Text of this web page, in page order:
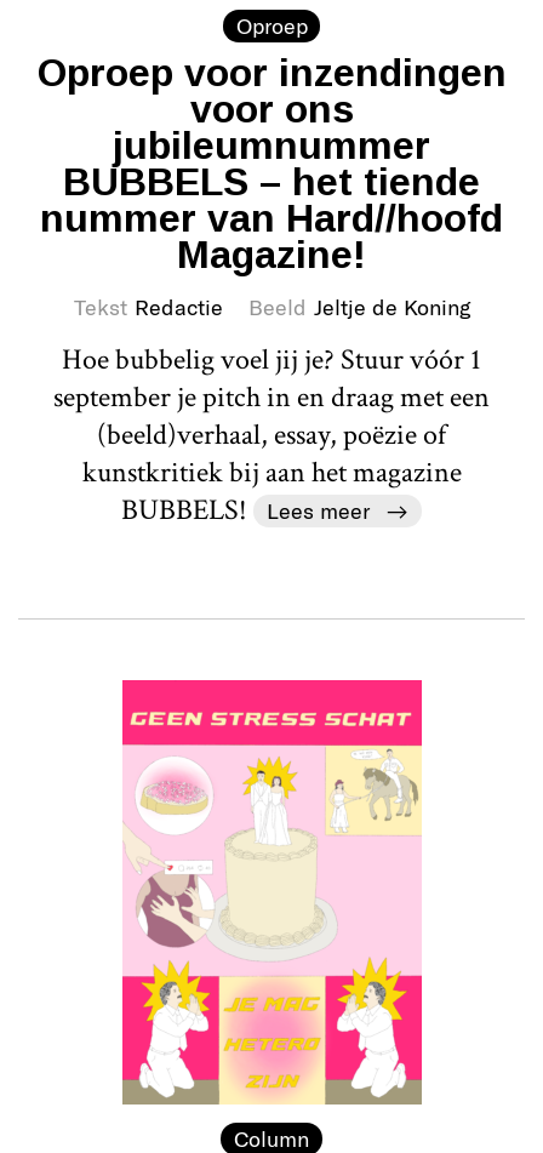
Oproep
Oproep voor inzendingen
voor ons
jubileumnummer
BUBBELS – het tiende
nummer van Hard//hoofd
Magazine!
Tekst Redactie Beeld Jeltje de Koning
Hoe bubbelig voel jij je? Stuur vóór 1
september je pitch in en draag met een
(beeld)verhaal, essay, poëzie of
kunstkritiek bij aan het magazine
BUBBELS!
Lees meer
Column